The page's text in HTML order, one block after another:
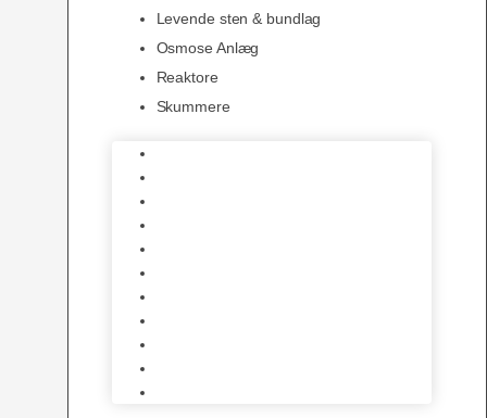
Levende sten & bundlag
Osmose Anlæg
Reaktore
Skummere